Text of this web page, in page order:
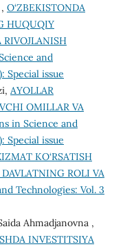
O‘ZBEKISTONDA
HUQUQIY
RIVOJLANISH
and
Special issue
AYOLLAR
OMILLAR VA
in Science and
Special issue
KO‘RSATISH
ROLI VA
Technologies: Vol. 3
Ahmadjanovna ,
INVЕSTITSIYA